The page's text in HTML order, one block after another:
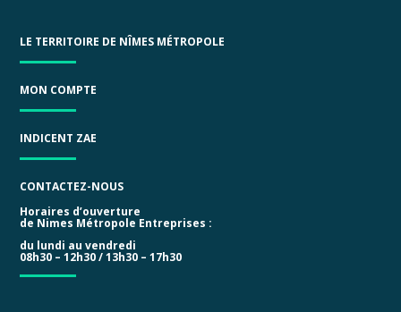
LE TERRITOIRE DE NÎMES MÉTROPOLE
MON COMPTE
INDICENT ZAE
CONTACTEZ-NOUS
Horaires d’ouverture
de Nimes Métropole Entreprises :
du lundi au vendredi
08h30 – 12h30 / 13h30 – 17h30